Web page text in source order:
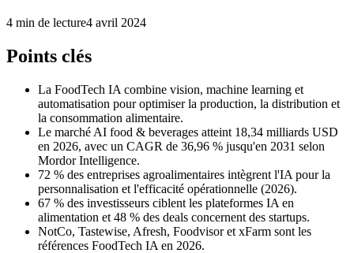
4 min de lecture4 avril 2024
Points clés
La FoodTech IA combine vision, machine learning et
automatisation pour optimiser la production, la distribution et
la consommation alimentaire.
Le marché AI food & beverages atteint 18,34 milliards USD
en 2026, avec un CAGR de 36,96 % jusqu'en 2031 selon
Mordor Intelligence.
72 % des entreprises agroalimentaires intègrent l'IA pour la
personnalisation et l'efficacité opérationnelle (2026).
67 % des investisseurs ciblent les plateformes IA en
alimentation et 48 % des deals concernent des startups.
NotCo, Tastewise, Afresh, Foodvisor et xFarm sont les
références FoodTech IA en 2026.